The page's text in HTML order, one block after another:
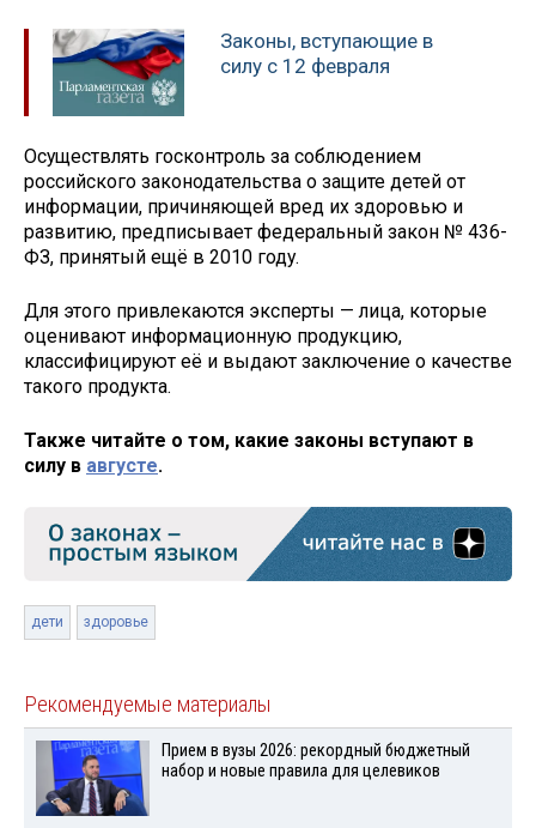
Законы, вступающие в
силу с 12 февраля
Осуществлять госконтроль за соблюдением
российского законодательства о защите детей от
информации, причиняющей вред их здоровью и
развитию, предписывает федеральный закон № 436-
ФЗ, принятый ещё в 2010 году.
Для этого привлекаются эксперты — лица, которые
оценивают информационную продукцию,
классифицируют её и выдают заключение о качестве
такого продукта.
Также читайте о том, какие законы вступают в
силу в августе.
дети здоровье
Рекомендуемые материалы
Прием в вузы 2026: рекордный бюджетный
набор и новые правила для целевиков